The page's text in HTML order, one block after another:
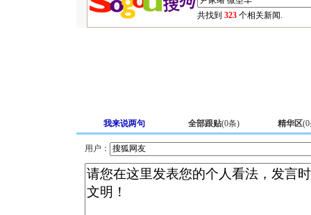
共找到 323 个相关新闻.
我来说两句 全部跟贴(0条) 精华区(0
用户：